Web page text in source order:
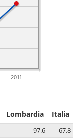
2011
Lombardia Italia
97.6
67.8